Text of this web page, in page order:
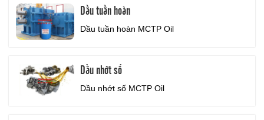
Dầu tuần hoàn
Dầu tuần hoàn MCTP Oil
Dầu nhớt số
Dầu nhớt số MCTP Oil